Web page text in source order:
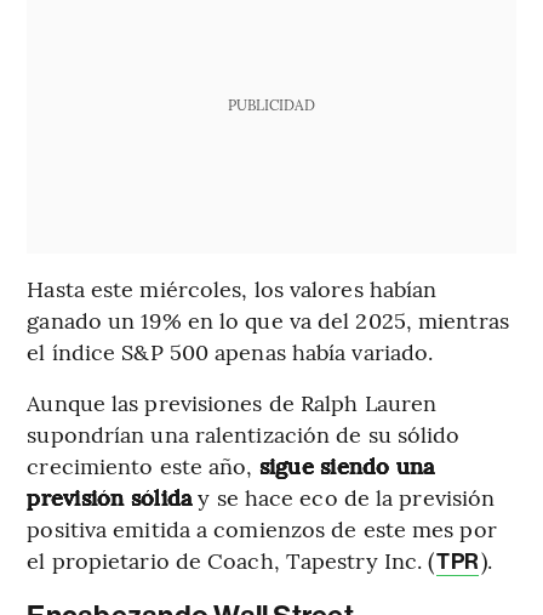
PUBLICIDAD
Hasta este miércoles, los valores habían
ganado un 19% en lo que va del 2025, mientras
el índice S&P 500 apenas había variado.
Aunque las previsiones de Ralph Lauren
supondrían una ralentización de su sólido
crecimiento este año, sigue siendo una
previsión sóliday se hace eco de la previsión
positiva emitida a comienzos de este mes por
el propietario de Coach, Tapestry Inc. (TPR).